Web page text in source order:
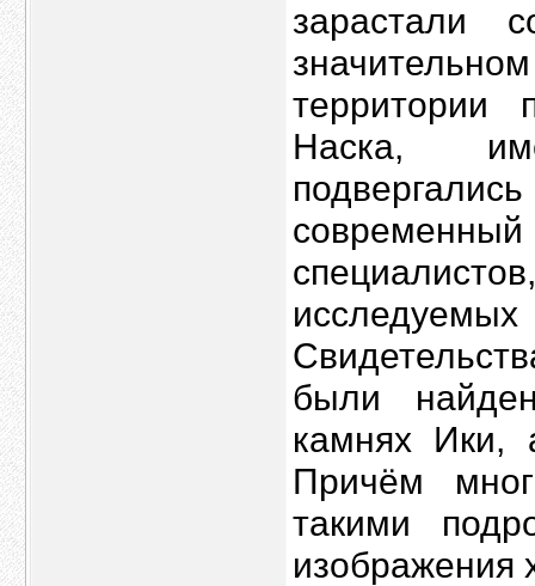
зарастали
территории
Наска,
были
камнях Ики,
Причём
такими
изображения